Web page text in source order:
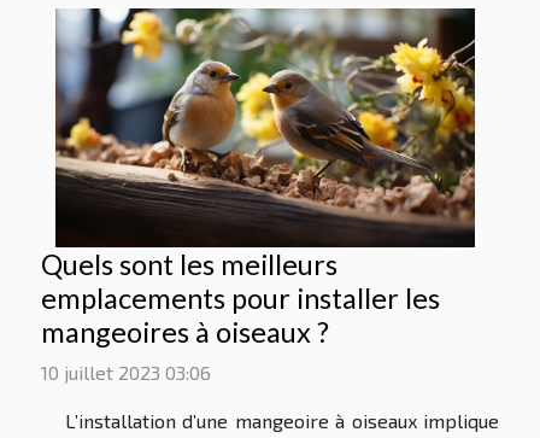
Quels sont les meilleurs
emplacements pour installer les
mangeoires à oiseaux ?
10 juillet 2023 03:06
L’installation d’une mangeoire à oiseaux implique